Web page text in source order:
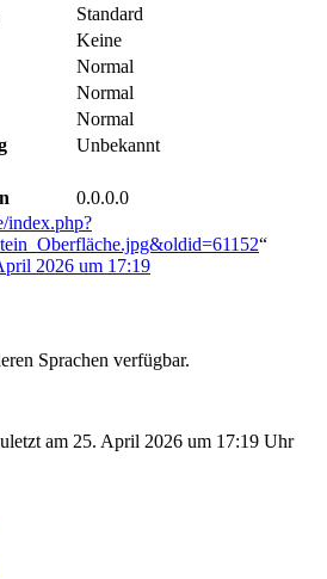
Standard
Keine
Normal
Normal
Normal
Unbekannt
0.0.0.0
index.php?
“
2026 um 17:19
Sprachen verfügbar.
am 25. April 2026 um 17:19 Uhr